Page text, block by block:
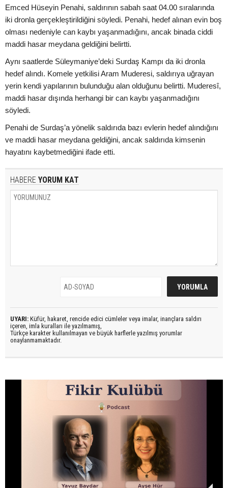
Emced Hüseyin Penahi, saldırının sabah saat 04.00 sıralarında
iki dronla gerçekleştirildiğini söyledi. Penahi, hedef alınan evin boş
olması nedeniyle can kaybı yaşanmadığını, ancak binada ciddi
maddi hasar meydana geldiğini belirtti.
Aynı saatlerde Süleymaniye’deki Surdaş Kampı da iki dronla
hedef alındı. Komele yetkilisi Aram Muderesi, saldırıya uğrayan
yerin kendi yapılarının bulunduğu alan olduğunu belirtti. Muderesî,
maddi hasar dışında herhangi bir can kaybı yaşanmadığını
söyledi.
Penahi de Surdaş’a yönelik saldırıda bazı evlerin hedef alındığını
ve maddi hasar meydana geldiğini, ancak saldırıda kimsenin
hayatını kaybetmediğini ifade etti.
HABERE YORUM KAT
UYARI: Küfür, hakaret, rencide edici cümleler veya imalar, inançlara saldırı
içeren, imla kuralları ile yazılmamış,
Türkçe karakter kullanılmayan ve büyük harflerle yazılmış yorumlar
onaylanmamaktadır.